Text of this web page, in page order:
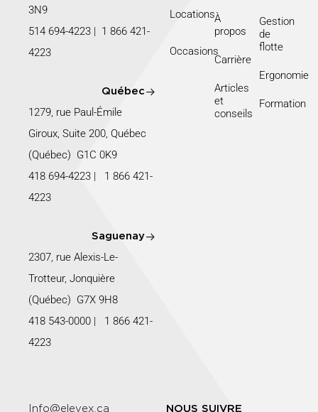
3N9
514 694-4223 | 1 866 421-
4223
Québec
1279, rue Paul-Émile
Giroux, Suite 200, Québec
(Québec) G1C 0K9
418 694-4223 | 1 866 421-
4223
Saguenay
2307, rue Alexis-Le-
Trotteur, Jonquière
(Québec) G7X 9H8
418 543-0000 | 1 866 421-
4223
Locations
Occasions
À
propos
Carrière
Articles
et
conseils
Gestion
de
flotte
Ergonomie
Formation
Info@elevex.ca NOUS SUIVRE